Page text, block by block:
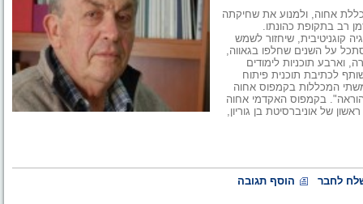
אחוה, ולמנוע את שחיקתה
רב בתקופת כהונתו.
קוגניטיבית, שיחזור לשמש
על השנים שחלפו בגאווה,
וארבע תוכניות לימודים
לכתיבת תוכנית פיתוח
המכללות בקמפוס אחוה
בקמפוס האקדמי אחוה
של אוניברסיטת בן גוריון,
לחבר הוסף תגובה